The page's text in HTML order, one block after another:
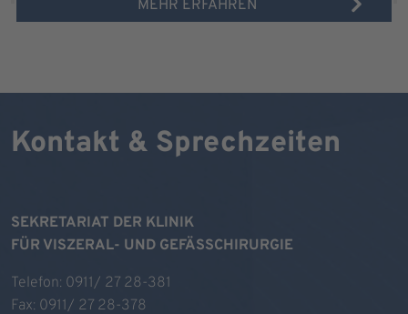
MEHR ERFAHREN
Kontakt & Sprechzeiten
SEKRETARIAT DER KLINIK
FÜR VISZERAL- UND GEFÄSSCHIRURGIE
Telefon: 0911/ 27 28-381
Fax: 0911/ 27 28-378